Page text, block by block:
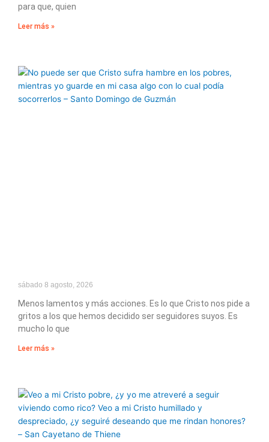
para que, quien
Leer más »
sábado 8 agosto, 2026
Menos lamentos y más acciones. Es lo que Cristo nos pide a
gritos a los que hemos decidido ser seguidores suyos. Es
mucho lo que
Leer más »